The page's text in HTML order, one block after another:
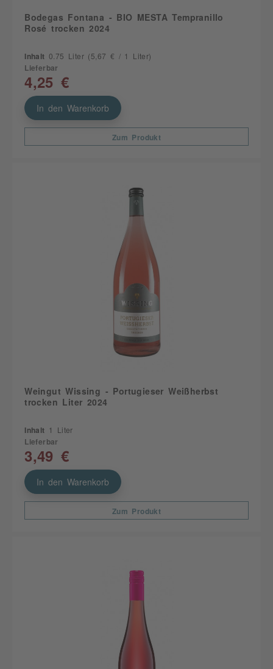
Bodegas Fontana - BIO MESTA Tempranillo
Rosé trocken 2024
Inhalt 0.75 Liter (5,67 € / 1 Liter)
Lieferbar
4,25 €
In den Warenkorb
Zum Produkt
Weingut Wissing - Portugieser Weißherbst
trocken Liter 2024
Inhalt 1 Liter
Lieferbar
3,49 €
In den Warenkorb
Zum Produkt